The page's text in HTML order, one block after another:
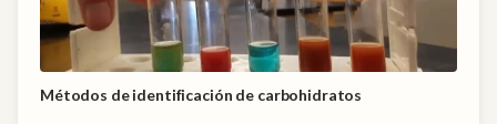
Métodos de identificación de carbohidratos